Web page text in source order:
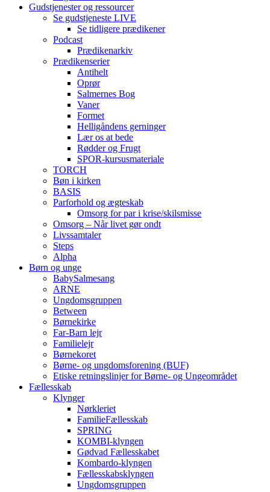
Gudstjenester og ressourcer
Se gudstjeneste LIVE
Se tidligere prædikener
Podcast
Prædikenarkiv
Prædikenserier
Antihelt
Oprør
Salmernes Bog
Vaner
Formet
Helligåndens gerninger
Lær os at bede
Rødder og Frugt
SPOR-kursusmateriale
TORCH
Bøn i kirken
BASIS
Parforhold og ægteskab
Omsorg for par i krise/skilsmisse
Omsorg – Når livet gør ondt
Livssamtaler
Steps
Alpha
Børn og unge
BabySalmesang
ARNE
Ungdomsgruppen
Between
Børnekirke
Far-Barn lejr
Familielejr
Børnekoret
Børne- og ungdomsforening (BUF)
Etiske retningslinjer for Børne- og Ungeområdet
Fællesskab
Klynger
Nørkleriet
FamilieFællesskab
SPRING
KOMBI-klyngen
Gødvad Fællesskabet
Kombardo-klyngen
Fællesskabsklyngen
Ungdomsgruppen